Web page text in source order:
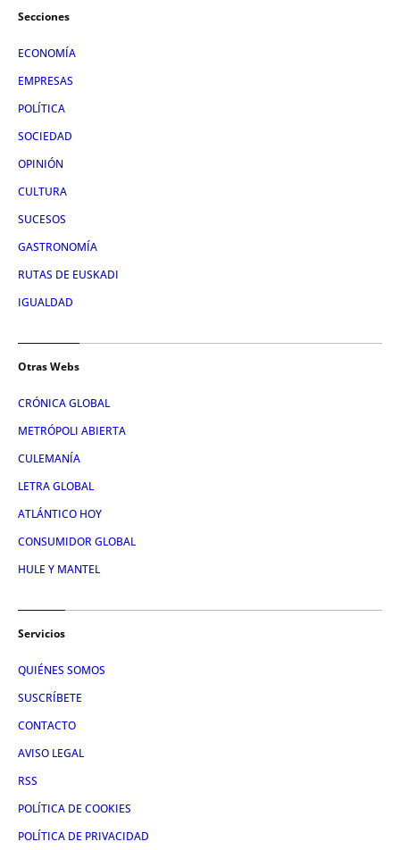
Secciones
ECONOMÍA
EMPRESAS
POLÍTICA
SOCIEDAD
OPINIÓN
CULTURA
SUCESOS
GASTRONOMÍA
RUTAS DE EUSKADI
IGUALDAD
Otras Webs
CRÓNICA GLOBAL
METRÓPOLI ABIERTA
CULEMANÍA
LETRA GLOBAL
ATLÁNTICO HOY
CONSUMIDOR GLOBAL
HULE Y MANTEL
Servicios
QUIÉNES SOMOS
SUSCRÍBETE
CONTACTO
AVISO LEGAL
RSS
POLÍTICA DE COOKIES
POLÍTICA DE PRIVACIDAD